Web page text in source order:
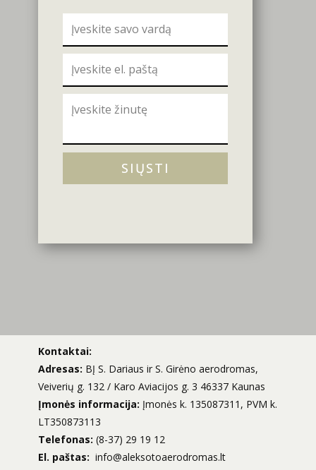
SIŲSTI
Kontaktai:
Adresas: BĮ S. Dariaus ir S. Girėno aerodromas,
Veiverių g. 132 / Karo Aviacijos g. 3 46337 Kaunas
Įmonės informacija: Įmonės k. 135087311, PVM k.
LT350873113
Telefonas: (8-37) 29 19 12
El. paštas: info@aleksotoaerodromas.lt